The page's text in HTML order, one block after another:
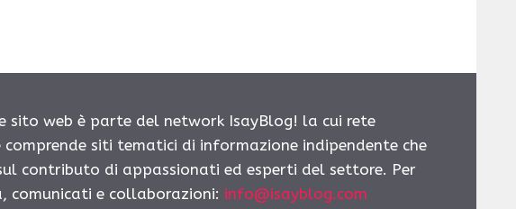
sito web è parte del network IsayBlog! la cui rete
siti tematici di informazione indipendente che
contributo di appassionati ed esperti del settore. Per
comunicati e collaborazioni: info@isayblog.com